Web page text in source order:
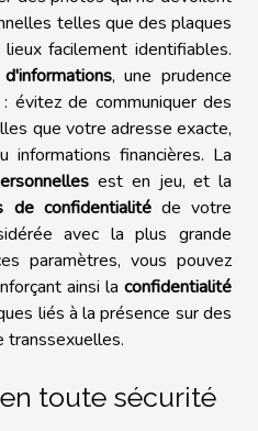
telles que des plaques
facilement identifiables.
, une prudence
évitez de communiquer des
que votre adresse exacte,
informations financières. La
est en jeu, et la
de confidentialitéde votre
avec la plus grande
paramètres, vous pouvez
ainsi la confidentialité
liés à la présence sur des
transsexuelles.
toute sécurité